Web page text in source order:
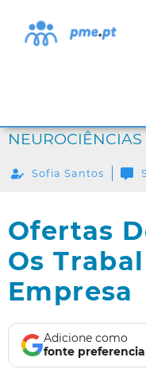
Sofia Santos
Ofertas
Os
Empresa
Adicione como
fonte